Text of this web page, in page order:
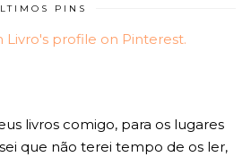
PINS
Livro's profile on Pinterest.
livros comigo, para os lugares
que não terei tempo de os ler,